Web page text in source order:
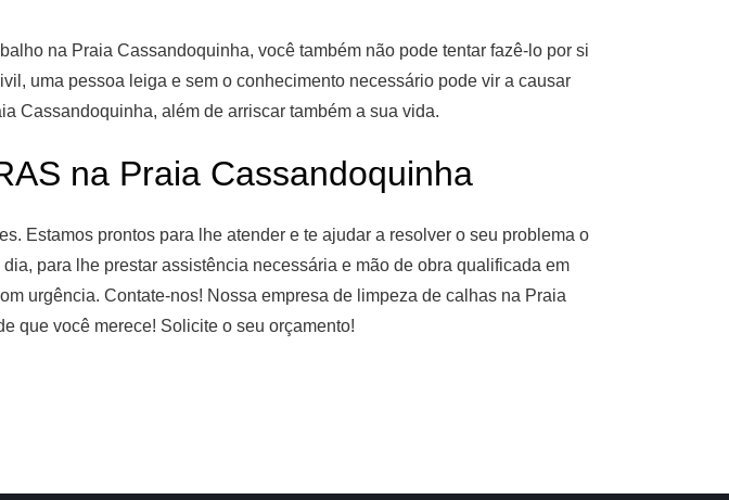
na Praia Cassandoquinha, você também não pode tentar fazê-lo por si
uma pessoa leiga e sem o conhecimento necessário pode vir a causar
Cassandoquinha, além de arriscar também a sua vida.
na Praia Cassandoquinha
Estamos prontos para lhe atender e te ajudar a resolver o seu problema o
para lhe prestar assistência necessária e mão de obra qualificada em
urgência. Contate-nos! Nossa empresa de limpeza de calhas na Praia
que você merece! Solicite o seu orçamento!